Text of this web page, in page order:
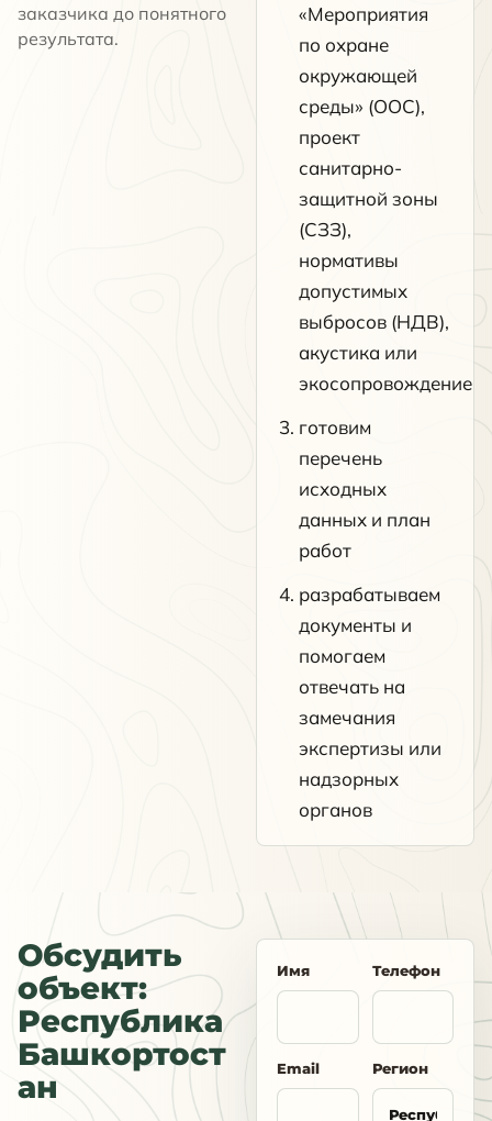
заказчика до понятного
результата.
«Мероприятия
по охране
окружающей
среды» (ООС),
проект
санитарно-
защитной зоны
(СЗЗ),
нормативы
допустимых
выбросов (НДВ),
акустика или
экосопровождение
готовим
перечень
исходных
данных и план
работ
разрабатываем
документы и
помогаем
отвечать на
замечания
экспертизы или
надзорных
органов
Обсудить
объект:
Республика
Башкортост
ан
Имя Телефон
Email Регион